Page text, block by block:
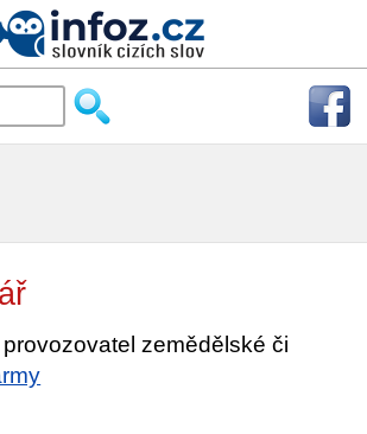
provozovatel zemědělské či